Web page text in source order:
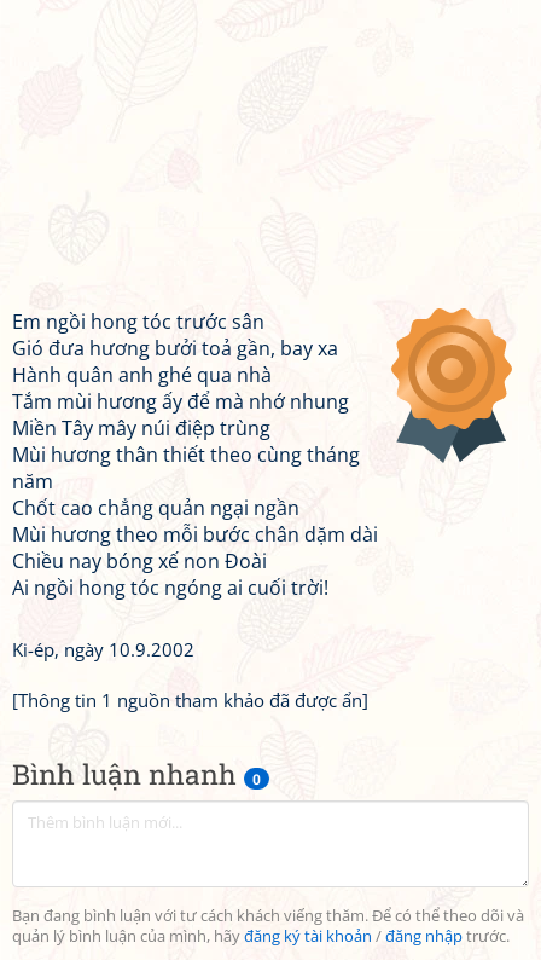
Bình luận nhanh 0
Bạn đang bình luận với tư cách khách viếng thăm. Để có thể theo dõi và
quản lý bình luận của mình, hãyđăng ký tài khoản /đăng nhậptrước.
Em ngồi hong tóc trước sân
Gió đưa hương bưởi toả gần, bay xa
Hành quân anh ghé qua nhà
Tắm mùi hương ấy để mà nhớ nhung
Miền Tây mây núi điệp trùng
Mùi hương thân thiết theo cùng tháng
năm
Chốt cao chẳng quản ngại ngần
Mùi hương theo mỗi bước chân dặm dài
Chiều nay bóng xế non Đoài
Ai ngồi hong tóc ngóng ai cuối trời!
Ki-ép, ngày 10.9.2002
[Thông tin 1 nguồn tham khảo đã được ẩn]